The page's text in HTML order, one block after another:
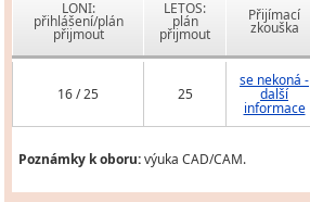
LONI:
přihlášení/plán
přijmout
LETOS:
plán
přijmout
Přijímací
zkouška
16 / 25 25
se nekoná -
další
informace
Poznámky k oboru:výuka CAD/CAM.